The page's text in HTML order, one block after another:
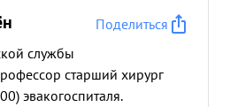
Поделиться
службы
старший хирург
эвакогоспиталя.